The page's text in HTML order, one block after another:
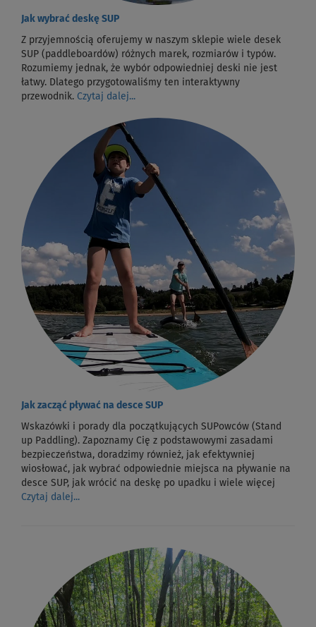
Jak wybrać deskę SUP
Z przyjemnością oferujemy w naszym sklepie wiele desek
SUP (paddleboardów) różnych marek, rozmiarów i typów.
Rozumiemy jednak, że wybór odpowiedniej deski nie jest
łatwy. Dlatego przygotowaliśmy ten interaktywny
przewodnik. Czytaj dalej...
Jak zacząć pływać na desce SUP
Wskazówki i porady dla początkujących SUPowców (Stand
up Paddling). Zapoznamy Cię z podstawowymi zasadami
bezpieczeństwa, doradzimy również, jak efektywniej
wiosłować, jak wybrać odpowiednie miejsca na pływanie na
desce SUP, jak wrócić na deskę po upadku i wiele więcej
Czytaj dalej...